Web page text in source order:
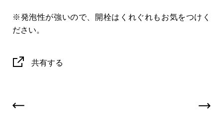
※発泡性が強いので、開栓はくれぐれもお気をつけく
ださい。
共有する